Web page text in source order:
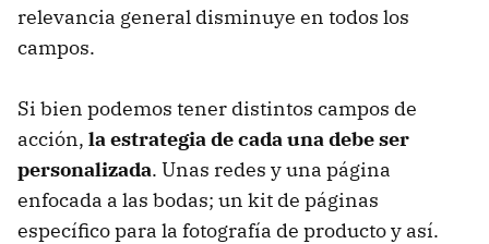
relevancia general disminuye en todos los
campos.
Si bien podemos tener distintos campos de
acción, la estrategia de cada una debe ser
personalizada. Unas redes y una página
enfocada a las bodas; un kit de páginas
específico para la fotografía de producto y así.